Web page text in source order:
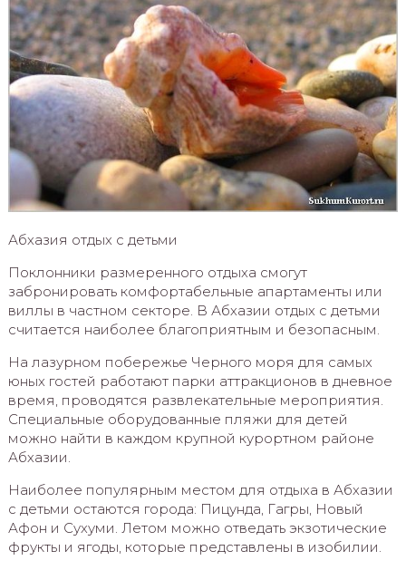
Абхазия отдых с детьми
Поклонники размеренного отдыха смогут
забронировать комфортабельные апартаменты или
виллы в частном секторе. В Абхазии отдых с детьми
считается наиболее благоприятным и безопасным.
На лазурном побережье Черного моря для самых
юных гостей работают парки аттракционов в дневное
время, проводятся развлекательные мероприятия.
Специальные оборудованные пляжи для детей
можно найти в каждом крупной курортном районе
Абхазии.
Наиболее популярным местом для отдыха в Абхазии
с детьми остаются города: Пицунда, Гагры, Новый
Афон и Сухуми. Летом можно отведать экзотические
фрукты и ягоды, которые представлены в изобилии.